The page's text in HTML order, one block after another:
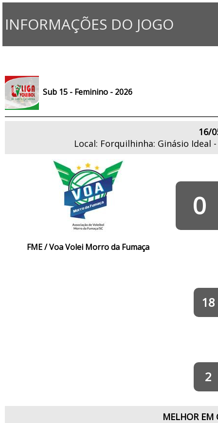
INFORMAÇÕES DO JOGO
Sub 15 - Feminino - 2026
16/
Local: Forquilhinha: Ginásio Ideal
FME / Voa Volei Morro da Fumaça
0
18
2
MELHOR